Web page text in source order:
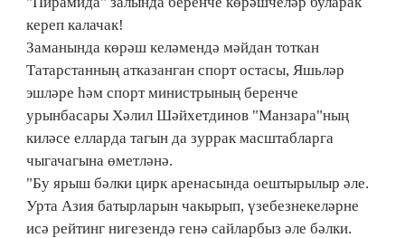
кереп калачак!
Заманында көрәш келәмендә мәйдан тоткан
Татарстанның атказанган спорт остасы, Яшьләр
эшләре һәм спорт министрының беренче
урынбасары Хәлил Шәйхетдинов "Манзара"ның
киләсе елларда тагын да зуррак масштабларга
чыгачагына өметләнә.
"Бу ярыш бәлки цирк аренасында оештырылыр әле.
Урта Азия батырларын чакырып, үзебезнекеләрне
исә рейтинг нигезендә генә сайларбыз әле бәлки.